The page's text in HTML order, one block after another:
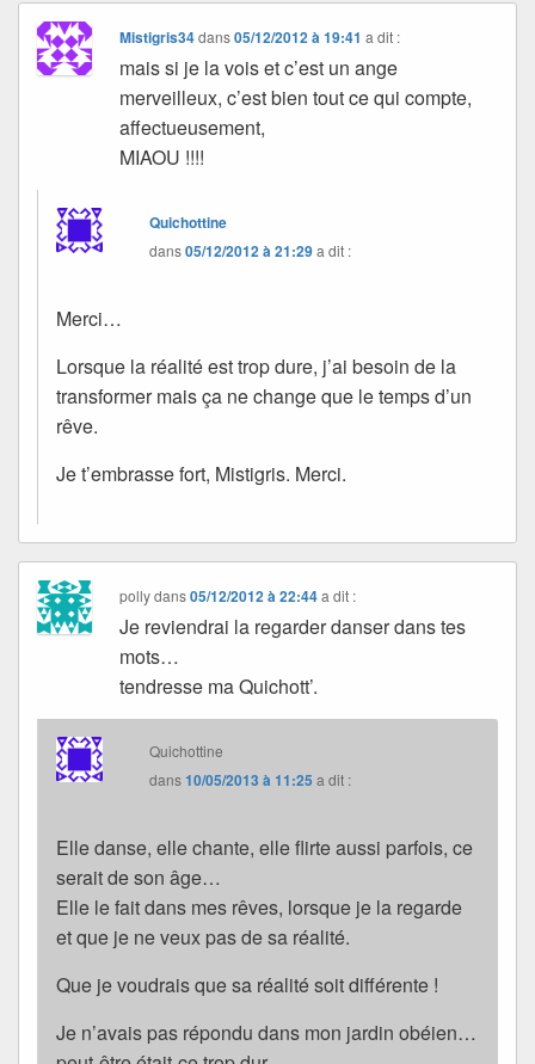
Mistigris34dans05/12/2012 à 19:41 a dit :
mais si je la vois et c’est un ange
merveilleux, c’est bien tout ce qui compte,
affectueusement,
MIAOU !!!!
Quichottine
dans05/12/2012 à 21:29a dit :
Merci…
Lorsque la réalité est trop dure, j’ai besoin de la
transformer mais ça ne change que le temps d’un
rêve.
Je t’embrasse fort, Mistigris. Merci.
pollydans05/12/2012 à 22:44 a dit :
Je reviendrai la regarder danser dans tes
mots…
tendresse ma Quichott’.
Quichottine
dans10/05/2013 à 11:25 a dit :
Elle danse, elle chante, elle flirte aussi parfois, ce
serait de son âge…
Elle le fait dans mes rêves, lorsque je la regarde
et que je ne veux pas de sa réalité.
Que je voudrais que sa réalité soit différente !
Je n’avais pas répondu dans mon jardin obéien…